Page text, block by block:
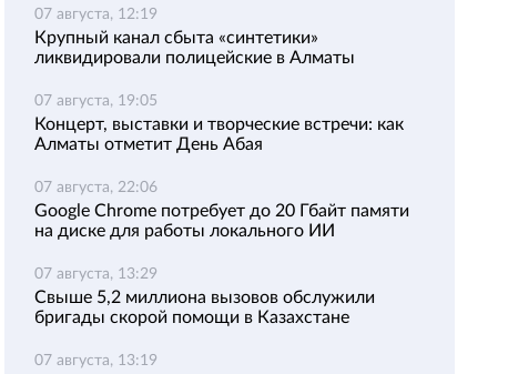
07 августа, 12:19
Крупный канал сбыта «синтетики»
ликвидировали полицейские в Алматы
07 августа, 19:05
Концерт, выставки и творческие встречи: как
Алматы отметит День Абая
07 августа, 22:06
Google Chrome потребует до 20 Гбайт памяти
на диске для работы локального ИИ
07 августа, 13:29
Свыше 5,2 миллиона вызовов обслужили
бригады скорой помощи в Казахстане
07 августа, 13:19